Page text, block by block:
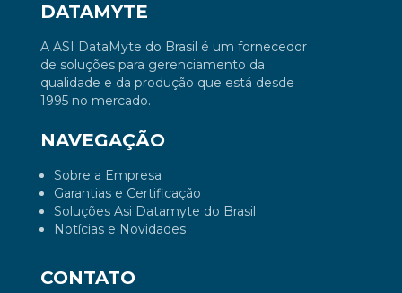
DATAMYTE
A ASI DataMyte do Brasil é um fornecedor
de soluções para gerenciamento da
qualidade e da produção que está desde
1995 no mercado.
NAVEGAÇÃO
Sobre a Empresa
Garantias e Certificação
Soluções Asi Datamyte do Brasil
Notícias e Novidades
CONTATO